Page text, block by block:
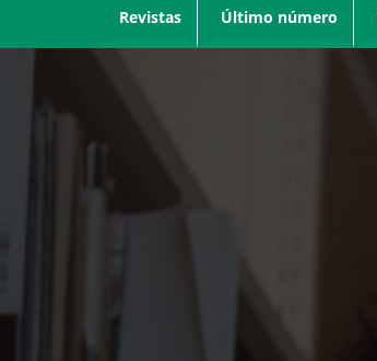
Revistas Último número